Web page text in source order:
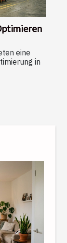
eine
in